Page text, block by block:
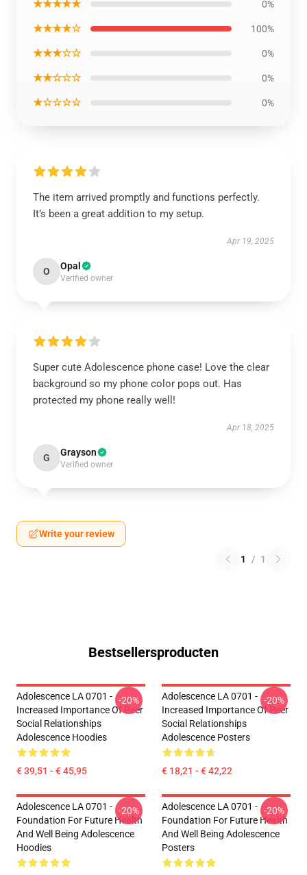
★★★★★ 0%
★★★★☆ 100%
★★★☆☆ 0%
★★☆☆☆ 0%
★☆☆☆☆ 0%
The item arrived promptly and functions perfectly.
It’s been a great addition to my setup.
Apr 19, 2025
O Opal
Verified owner
Super cute Adolescence phone case! Love the clear
background so my phone color pops out. Has
protected my phone really well!
Apr 18, 2025
G Grayson
Verified owner
Write your review
1 / 1
Bestsellersproducten
Adolescence LA 0701 -
Increased Importance Of Peer
Social Relationships
Adolescence Hoodies
€ 39,51 - € 45,95
-20%
Adolescence LA 0701 -
Increased Importance Of Peer
Social Relationships
Adolescence Posters
€ 18,21 - € 42,22
-20%
Adolescence LA 0701 -
Foundation For Future Health
And Well Being Adolescence
Hoodies
-20%
Adolescence LA 0701 -
Foundation For Future Health
And Well Being Adolescence
Posters
-20%